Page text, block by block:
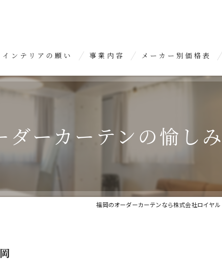
ンテリアの願い 事業内容
オーダーカーテン
内装リフォーム
メーカー別価格表
ダーカーテンの愉し
福岡のオーダーカーテンなら株式会社ロイヤ